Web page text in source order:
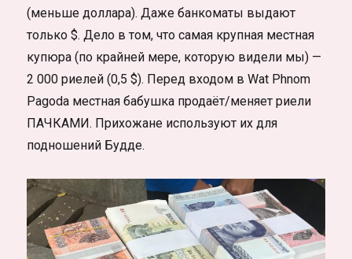
(меньше доллара). Даже банкоматы выдают
только $. Дело в том, что самая крупная местная
купюра (по крайней мере, которую видели мы) —
2 000 риелей (0,5 $). Перед входом в Wat Phnom
Pagoda местная бабушка продаёт/меняет риели
ПАЧКАМИ. Прихожане используют их для
подношений Будде.